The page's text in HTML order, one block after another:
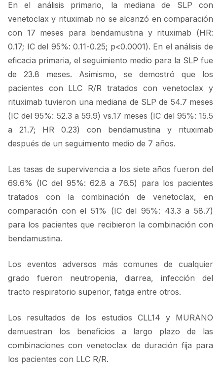
En el análisis primario, la mediana de SLP con
venetoclax y rituximab no se alcanzó en comparación
con 17 meses para bendamustina y rituximab (HR:
0.17; IC del 95%: 0.11-0.25; p<0.0001). En el análisis de
eficacia primaria, el seguimiento medio para la SLP fue
de 23.8 meses. Asimismo, se demostró que los
pacientes con LLC R/R tratados con venetoclax y
rituximab tuvieron una mediana de SLP de 54.7 meses
(IC del 95%: 52.3 a 59.9) vs.17 meses (IC del 95%: 15.5
a 21.7; HR 0.23) con bendamustina y rituximab
después de un seguimiento medio de 7 años.
Las tasas de supervivencia a los siete años fueron del
69.6% (IC del 95%: 62.8 a 76.5) para los pacientes
tratados con la combinación de venetoclax, en
comparación con el 51% (IC del 95%: 43.3 a 58.7)
para los pacientes que recibieron la combinación con
bendamustina.
Los eventos adversos más comunes de cualquier
grado fueron neutropenia, diarrea, infección del
tracto respiratorio superior, fatiga entre otros.
Los resultados de los estudios CLL14 y MURANO
demuestran los beneficios a largo plazo de las
combinaciones con venetoclax de duración fija para
los pacientes con LLC R/R.